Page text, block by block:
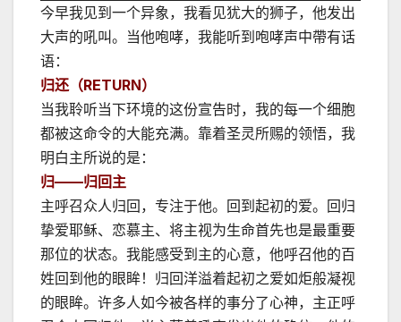
播
放
器
今早我见到一个异象，我看见犹大的狮子，他发出
大声的吼叫。当他咆哮，我能听到咆哮声中帶有话
语：
归还（RETURN）
当我聆听当下环境的这份宣告时，我的每一个细胞
都被这命令的大能充满。靠着圣灵所赐的领悟，我
明白主所说的是：
归——归回主
主呼召众人归回，专注于他。回到起初的爱。回归
挚爱耶稣、恋慕主、将主视为生命首先也是最重要
那位的状态。我能感受到主的心意，他呼召他的百
姓回到他的眼眸！归回洋溢着起初之爱如炬般凝视
的眼眸。许多人如今被各样的事分了心神，主正呼